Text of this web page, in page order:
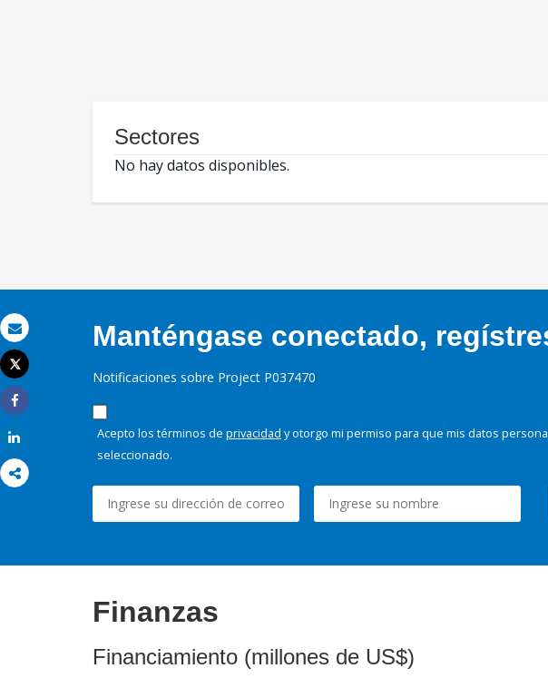
Correo electrónico
Imprimir
Tweet
Share
Sectores
No hay datos disponibles.
Manténgase conectado,
Notificaciones sobre Project P037470
Acepto los términos de privacidad y otorgo mi permiso para que mis datos
seleccionado.
Finanzas
Financiamiento (millones de US$)